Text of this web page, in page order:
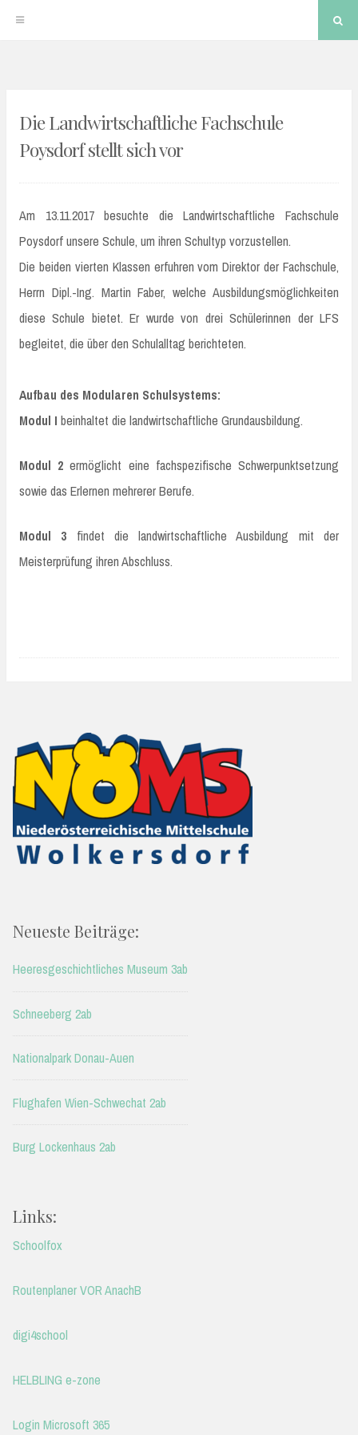
content
Die Landwirtschaftliche Fachschule
Poysdorf stellt sich vor
Am 13.11.2017 besuchte die Landwirtschaftliche Fachschule
Poysdorf unsere Schule, um ihren Schultyp vorzustellen.
Die beiden vierten Klassen erfuhren vom Direktor der Fachschule,
Herrn Dipl.-Ing. Martin Faber, welche Ausbildungsmöglichkeiten
diese Schule bietet. Er wurde von drei Schülerinnen der LFS
begleitet, die über den Schulalltag berichteten.
Aufbau des Modularen Schulsystems:
Modul I beinhaltet die landwirtschaftliche Grundausbildung.
Modul 2 ermöglicht eine fachspezifische Schwerpunktsetzung
sowie das Erlernen mehrerer Berufe.
Modul 3 findet die landwirtschaftliche Ausbildung mit der
Meisterprüfung ihren Abschluss.
Neueste Beiträge:
Heeresgeschichtliches Museum 3ab
Schneeberg 2ab
Nationalpark Donau-Auen
Flughafen Wien-Schwechat 2ab
Burg Lockenhaus 2ab
Links:
Schoolfox
Routenplaner VOR AnachB
digi4school
HELBLING e-zone
Login Microsoft 365